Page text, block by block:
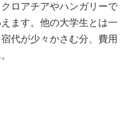
ロアチアやハンガリーで
ます。他の大学生とは一
代が少々かさむ分、費用